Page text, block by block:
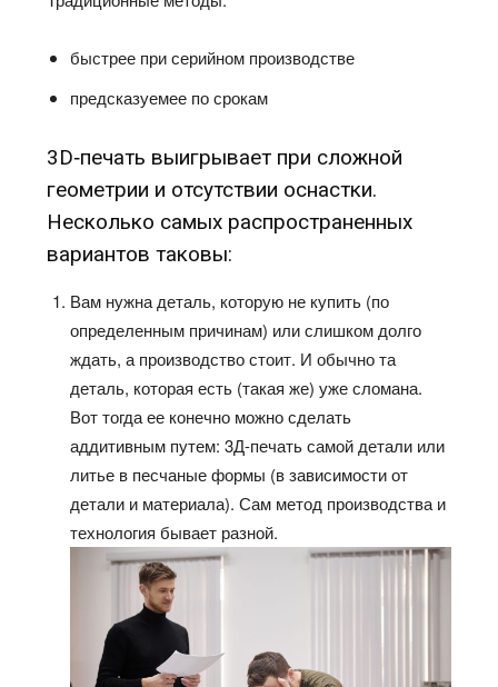
быстрее при серийном производстве
предсказуемее по срокам
3D‑печать выигрывает при сложной
геометрии и отсутствии оснастки.
Несколько самых распространенных
вариантов таковы:
Вам нужна деталь, которую не купить (по
определенным причинам) или слишком долго
ждать, а производство стоит. И обычно та
деталь, которая есть (такая же) уже сломана.
Вот тогда ее конечно можно сделать
аддитивным путем: 3Д-печать самой детали или
литье в песчаные формы (в зависимости от
детали и материала). Сам метод производства и
технология бывает разной.